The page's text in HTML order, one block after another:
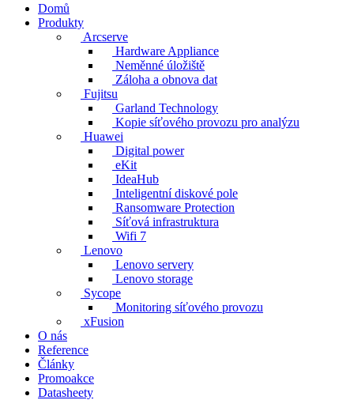
Domů
Produkty
Arcserve
Hardware Appliance
Neměnné úložiště
Záloha a obnova dat
Fujitsu
Garland Technology
Kopie síťového provozu pro analýzu
Huawei
Digital power
eKit
IdeaHub
Inteligentní diskové pole
Ransomware Protection
Síťová infrastruktura
Wifi 7
Lenovo
Lenovo servery
Lenovo storage
Sycope
Monitoring síťového provozu
xFusion
O nás
Reference
Články
Promoakce
Datasheety